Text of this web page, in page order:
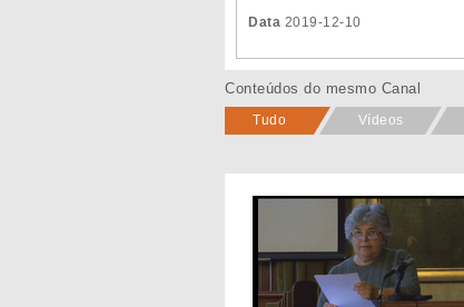
Data 2019-12-10
Conteúdos do mesmo Canal
Tudo Vídeos